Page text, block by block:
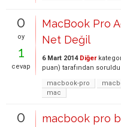
0
oy
1
cevap
MacBook Pro
Net Değil
6 Mart 2014 Diğer
puan) tarafından soruldu
macbook-pro
mac
0
macbook pro